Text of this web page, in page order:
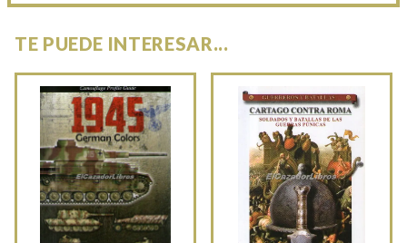
TE PUEDE INTERESAR...